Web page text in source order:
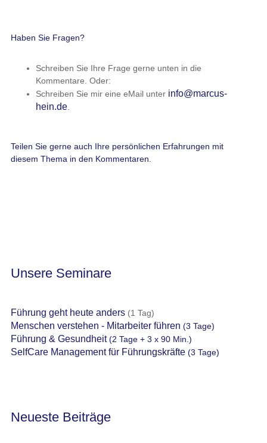
Haben Sie Fragen?
Schreiben Sie Ihre Frage gerne unten in die
Kommentare. Oder:
Schreiben Sie mir eine eMail unter info@marcus-
hein.de.
Teilen Sie gerne auch Ihre persönlichen Erfahrungen mit
diesem Thema in den Kommentaren.
Unsere Seminare
Führung geht heute anders(1 Tag)
Menschen verstehen - Mitarbeiter führen (3 Tage)
Führung & Gesundheit(2 Tage + 3 x 90 Min.)
SelfCare Management für Führungskräfte(3 Tage)
Neueste Beiträge